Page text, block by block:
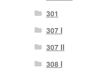
301
307 I
307 II
308 I